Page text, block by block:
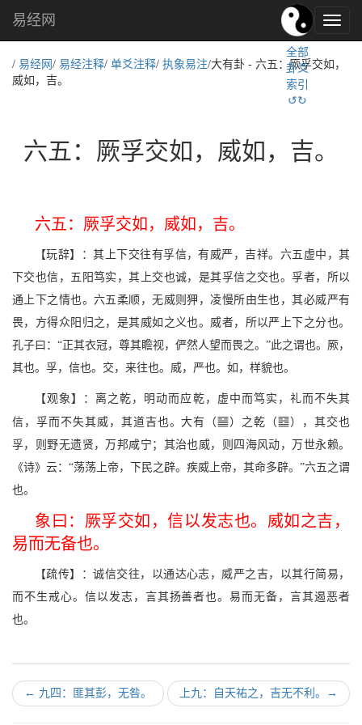
易
经
化,
易经网
全部
卦爻
索引
↺↻
/ 易经网 / 易经注释/ 单爻注释/ 执象易注/大有卦 - 六五：厥孚交如，
威如，吉。
六五：厥孚交如，威如，吉。
六五：厥孚交如，威如，吉。
【玩辞】：其上下交往有孚信，有威严，吉祥。六五虚中，其
下交也信，五阳笃实，其上交也诚，是其孚信之交也。孚者，所以
通上下之情也。六五柔顺，无威则狎，凌慢所由生也，其必威严有
畏，方得众阳归之，是其威如之义也。威者，所以严上下之分也。
孔子曰：“正其衣冠，尊其瞻视，俨然人望而畏之。”此之谓也。厥，
其也。孚，信也。交，来往也。威，严也。如，样貌也。
【观象】：离之乾，明动而应乾，虚中而笃实，礼而不失其
信，孚而不失其威，其道吉也。大有（s）之乾（P），其交也
孚，则野无遗贤，万邦咸宁；其治也威，则四海风动，万世永赖。
《诗》云：“荡荡上帝，下民之辟。疾威上帝，其命多辟。”六五之谓
也。
象曰：厥孚交如，信以发志也。威如之吉，
易而无备也。
【疏传】：诚信交往，以通达心志，威严之吉，以其行简易，
而不生戒心。信以发志，言其扬善者也。易而无备，言其遏恶者
也。
← 九四：匪其彭，无咎。 上九：自天祐之，吉无不利。 →